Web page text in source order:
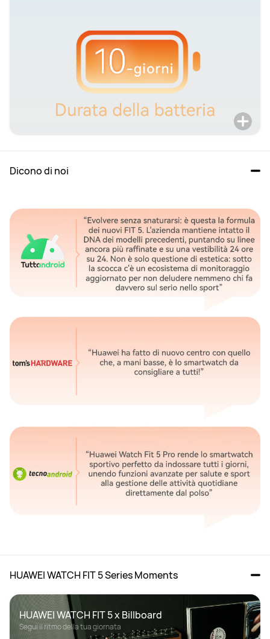
Dicono di noi
HUAWEI WATCH FIT 5 Series Moments
HUAWEI WATCH FIT 5 x Billboard
Segui il ritmo della tua giornata